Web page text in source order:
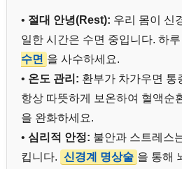
• 절대 안녕(Rest): 우리 몸이 신
일한 시간은 수면 중입니다. 하
수면 을 사수하세요.
• 온도 관리: 환부가 차가우면 통
항상 따뜻하게 보온하여 혈액순
을 완화하세요.
• 심리적 안정: 불안과 스트레스
킵니다. 신경계 명상술 을 통해